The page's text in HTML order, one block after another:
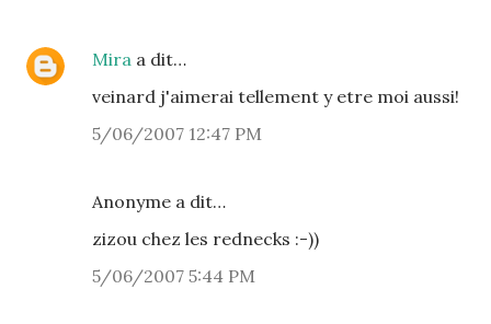
Mira a dit…
veinard j'aimerai tellement y etre moi aussi!
5/06/2007 12:47 PM
Anonyme a dit…
zizou chez les rednecks :-))
5/06/2007 5:44 PM